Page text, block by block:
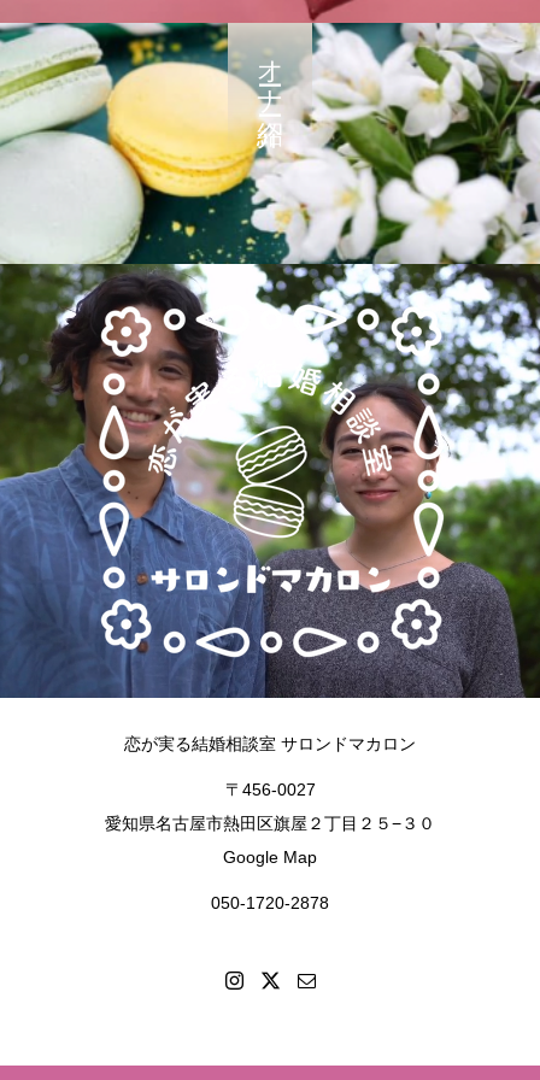
オーナー紹介
恋が実る結婚相談室 サロンドマカロン
〒456-0027
愛知県名古屋市熱田区旗屋２丁目２５−３０
Google Map
050-1720-2878